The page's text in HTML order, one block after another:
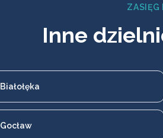
ZASIĘG
Inne
Białołęka
Gocław